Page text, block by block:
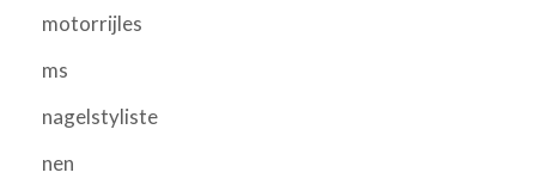
motorrijles
ms
nagelstyliste
nen